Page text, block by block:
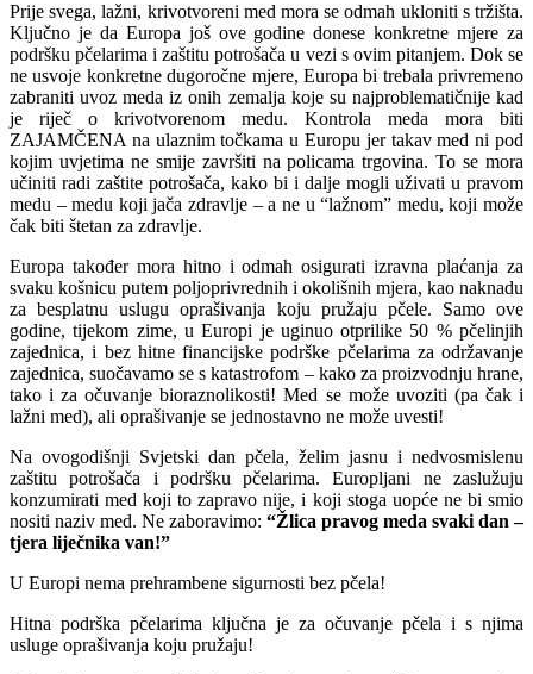
Prije svega, lažni, krivotvoreni med mora se odmah ukloniti s tržišta.
Ključno je da Europa još ove godine donese konkretne mjere za
podršku pčelarima i zaštitu potrošača u vezi s ovim pitanjem. Dok se
ne usvoje konkretne dugoročne mjere, Europa bi trebala privremeno
zabraniti uvoz meda iz onih zemalja koje su najproblematičnije kad
je riječ o krivotvorenom medu. Kontrola meda mora biti
ZAJAMČENA na ulaznim točkama u Europu jer takav med ni pod
kojim uvjetima ne smije završiti na policama trgovina. To se mora
učiniti radi zaštite potrošača, kako bi i dalje mogli uživati u pravom
medu – medu koji jača zdravlje – a ne u “lažnom” medu, koji može
čak biti štetan za zdravlje.
Europa također mora hitno i odmah osigurati izravna plaćanja za
svaku košnicu putem poljoprivrednih i okolišnih mjera, kao naknadu
za besplatnu uslugu oprašivanja koju pružaju pčele. Samo ove
godine, tijekom zime, u Europi je uginuo otprilike 50 % pčelinjih
zajednica, i bez hitne financijske podrške pčelarima za održavanje
zajednica, suočavamo se s katastrofom – kako za proizvodnju hrane,
tako i za očuvanje bioraznolikosti! Med se može uvoziti (pa čak i
lažni med), ali oprašivanje se jednostavno ne može uvesti!
Na ovogodišnji Svjetski dan pčela, želim jasnu i nedvosmislenu
zaštitu potrošača i podršku pčelarima. Europljani ne zaslužuju
konzumirati med koji to zapravo nije, i koji stoga uopće ne bi smio
nositi naziv med. Ne zaboravimo: “Žlica pravog meda svaki dan –
tjera liječnika van!”
U Europi nema prehrambene sigurnosti bez pčela!
Hitna podrška pčelarima ključna je za očuvanje pčela i s njima
usluge oprašivanja koju pružaju!